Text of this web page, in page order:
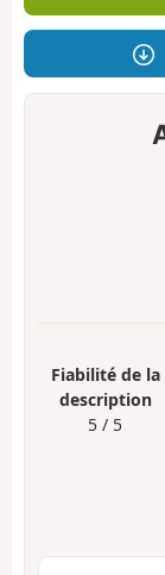
Fiabilité de la
description
5 / 5